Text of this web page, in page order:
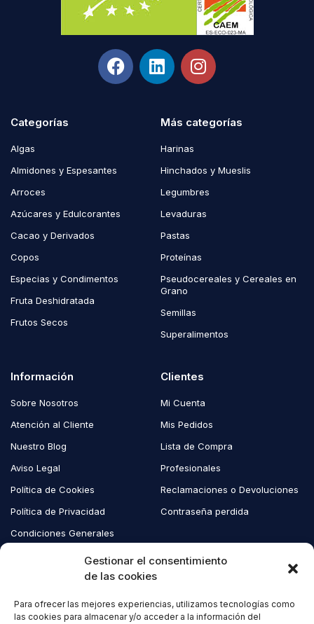
Gestionar el consentimiento
de las cookies
Para ofrecer las mejores experiencias, utilizamos tecnologías como
las cookies para almacenar y/o acceder a la información del
Categorías
Algas
Almidones y Espesantes
Arroces
Azúcares y Edulcorantes
Cacao y Derivados
Copos
Especias y Condimentos
Fruta Deshidratada
Frutos Secos
Más categorías
Harinas
Hinchados y Mueslis
Legumbres
Levaduras
Pastas
Proteínas
Pseudocereales y Cereales en
Grano
Semillas
Superalimentos
Información
Sobre Nosotros
Atención al Cliente
Nuestro Blog
Aviso Legal
Política de Cookies
Política de Privacidad
Condiciones Generales
Clientes
Mi Cuenta
Mis Pedidos
Lista de Compra
Profesionales
Reclamaciones o Devoluciones
Contraseña perdida
Copyright © 2023 EcoAndes. Todos los derechos reservados.